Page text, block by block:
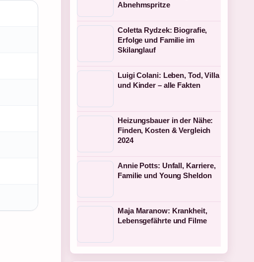
Abnehmspritze
Coletta Rydzek: Biografie,
Erfolge und Familie im
Skilanglauf
Luigi Colani: Leben, Tod, Villa
und Kinder – alle Fakten
Heizungsbauer in der Nähe:
Finden, Kosten & Vergleich
2024
Annie Potts: Unfall, Karriere,
Familie und Young Sheldon
Maja Maranow: Krankheit,
Lebensgefährte und Filme